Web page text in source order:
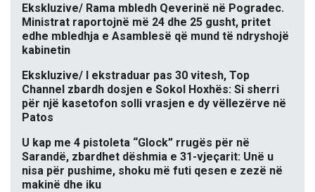
Ekskluzive/ Rama mbledh Qeverinë në Pogradec.
Ministrat raportojnë më 24 dhe 25 gusht, pritet
edhe mbledhja e Asamblesë që mund të ndryshojë
kabinetin
Ekskluzive/ I ekstraduar pas 30 vitesh, Top
Channel zbardh dosjen e Sokol Hoxhës: Si sherri
për një kasetofon solli vrasjen e dy vëllezërve në
Patos
U kap me 4 pistoleta “Glock” rrugës për në
Sarandë, zbardhet dëshmia e 31-vjeçarit: Unë u
nisa për pushime, shoku më futi qesen e zezë në
makinë dhe iku